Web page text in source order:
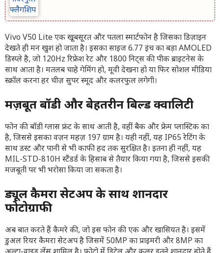
Vivo V50 Lite एक खूबसूरत और पतला स्मार्टफोन है जिसका डिज़ाइन
देखते ही मन खुश हो जाता है। इसका साइज 6.77 इंच का बड़ा AMOLED
डिस्प्ले है, जो 120Hz रिफ्रेश रेट और 1800 निट्स की पीक ब्राइटनेस के
साथ आता है। मतलब चाहे गेमिंग हो, मूवी देखना हो या फिर सोशल मीडिया
स्क्रॉल करना हर चीज़ सुपर स्मूद और कलरफुल लगेगी।
मज़बूत बॉडी और बेहतरीन बिल्ड क्वालिटी
फोन की बॉडी ग्लास फ्रंट के साथ आती है, वहीं बैक और फ्रेम प्लास्टिक का
है, जिससे इसका वज़न महज़ 197 ग्राम है। यही नहीं, यह IP65 रेटिंग के
साथ डस्ट और पानी से भी काफी हद तक सुरक्षित है। इतना ही नहीं, यह
MIL-STD-810H स्टैंडर्ड के हिसाब से तैयार किया गया है, जिससे इसकी
मजबूती पर भी भरोसा किया जा सकता है।
ड्यूल कैमरा सेटअप के साथ शानदार
फोटोग्राफी
अब बात करते हैं कैमरे की, जो इस फोन की एक और खासियत है। इसमें
डुअल रियर कैमरा सेटअप है जिसमें 50MP का प्राइमरी और 8MP का